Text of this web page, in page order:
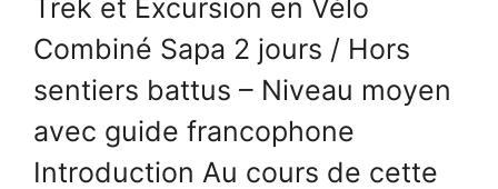
Trek et Excursion en Vélo
Combiné Sapa 2 jours / Hors
sentiers battus – Niveau moyen
avec guide francophone
Introduction Au cours de cette